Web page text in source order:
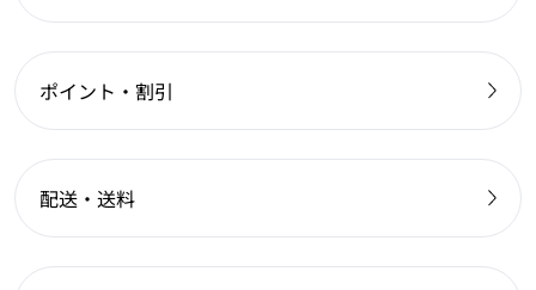
ポイント・割引
配送・送料